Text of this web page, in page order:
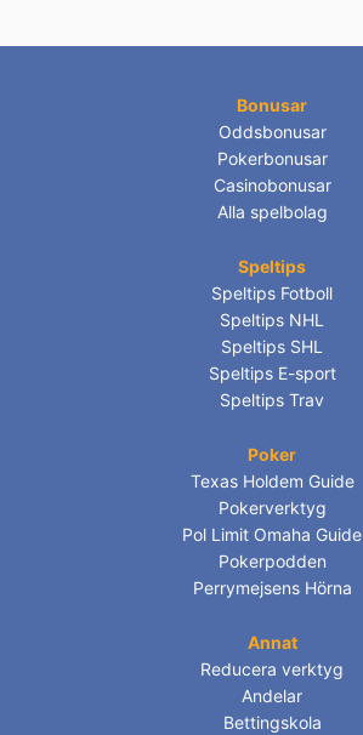
Bonusar
Oddsbonusar
Pokerbonusar
Casinobonusar
Alla spelbolag
Speltips
Speltips Fotboll
Speltips NHL
Speltips SHL
Speltips E-sport
Speltips Trav
Poker
Texas Holdem Guide
Pokerverktyg
Pol Limit Omaha Guide
Pokerpodden
Perrymejsens Hörna
Annat
Reducera verktyg
Andelar
Bettingskola